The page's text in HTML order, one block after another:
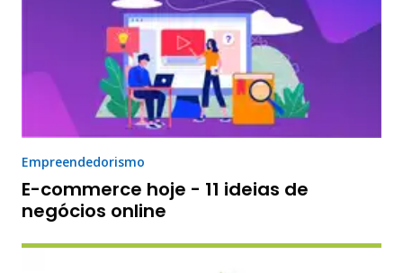
Empreendedorismo
E-commerce hoje - 11 ideias de
negócios online